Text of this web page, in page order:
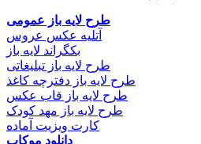
طرح لایه باز عمومی
آتلیه عکس عروس
بکگراند لایه باز
طرح لایه باز تبلیغاتی
طرح لایه باز دفترچه کاغذ
طرح لایه باز قاب عکس
طرح لایه باز مهد کودک
کارت ویزیت آماده
دانلود موکاپ